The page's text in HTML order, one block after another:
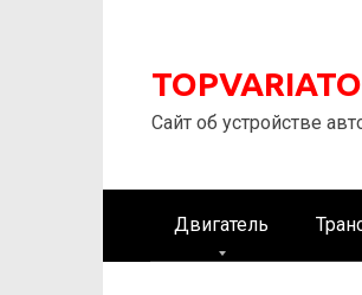
Сайт об устройстве
Двигатель